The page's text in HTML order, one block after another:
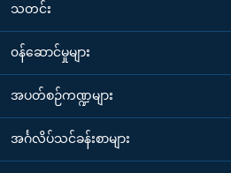
သတင်း
၀န်ဆောင်မှုများ
အပတ်စဉ်ကဏ္ဍများ
အင်္ဂလိပ်သင်ခန်းစာများ